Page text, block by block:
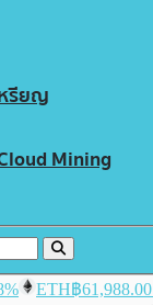
หรียญ
Mining
ETH฿61,988.00